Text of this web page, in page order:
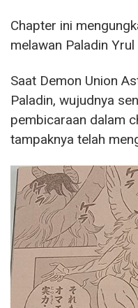
Chapter ini
melawan Paladin
Saat Demon Union
Paladin, wujudnya
pembicaraan dalam
tampaknya telah